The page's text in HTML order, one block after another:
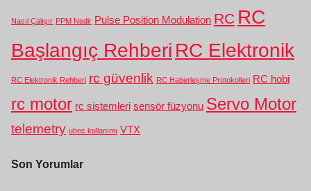
Nasıl Çalışır PPM Nedir Pulse Position Modulation RC RC
Başlangıç Rehberi RC Elektronik
RC Elektronik Rehberi rc güvenlik RC Haberleşme Protokolleri RC hobi
rc motor rc sistemleri sensör füzyonu Servo Motor
telemetry ubec kullanımı VTX
Son Yorumlar